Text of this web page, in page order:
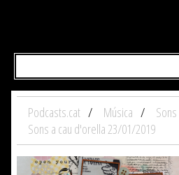
Podcasts.cat Música
Sons a cau d'orella 23/01/2019